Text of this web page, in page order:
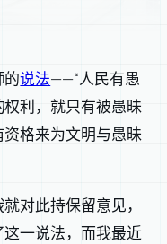
的说法——“人民有愚
利，就只有被愚昧
格来为文明与愚昧
对此持保留意见，
一说法，而我最近